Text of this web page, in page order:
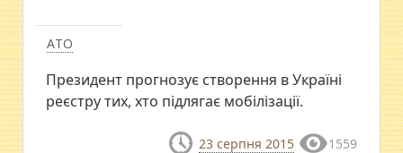
АТО
Президент прогнозує створення в Україні
реєстру тих, хто підлягає мобілізації.
23 серпня 2015 1559